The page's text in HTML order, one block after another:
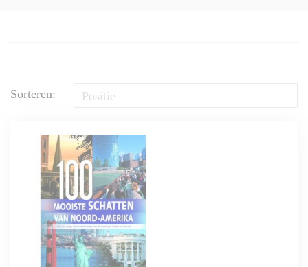
Sorteren: